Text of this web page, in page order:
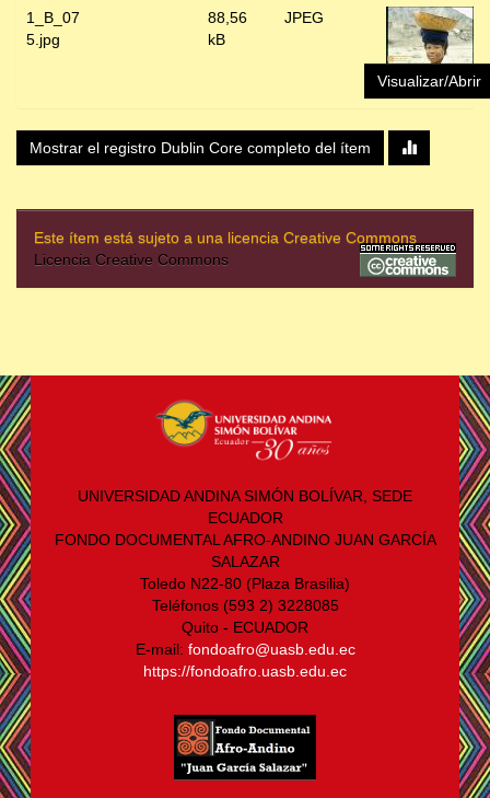
1_B_07
5.jpg
88,56
kB
JPEG
Visualizar/Abrir
Mostrar el registro Dublin Core completo del ítem
Este ítem está sujeto a una licencia Creative Commons
Licencia Creative Commons
UNIVERSIDAD ANDINA SIMÓN BOLÍVAR, SEDE
ECUADOR
FONDO DOCUMENTAL AFRO-ANDINO JUAN GARCÍA
SALAZAR
Toledo N22-80 (Plaza Brasilia)
Teléfonos (593 2) 3228085
Quito - ECUADOR
E-mail: fondoafro@uasb.edu.ec
https://fondoafro.uasb.edu.ec